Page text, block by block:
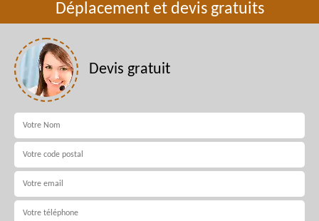
Déplacement et devis gratuits
Devis gratuit